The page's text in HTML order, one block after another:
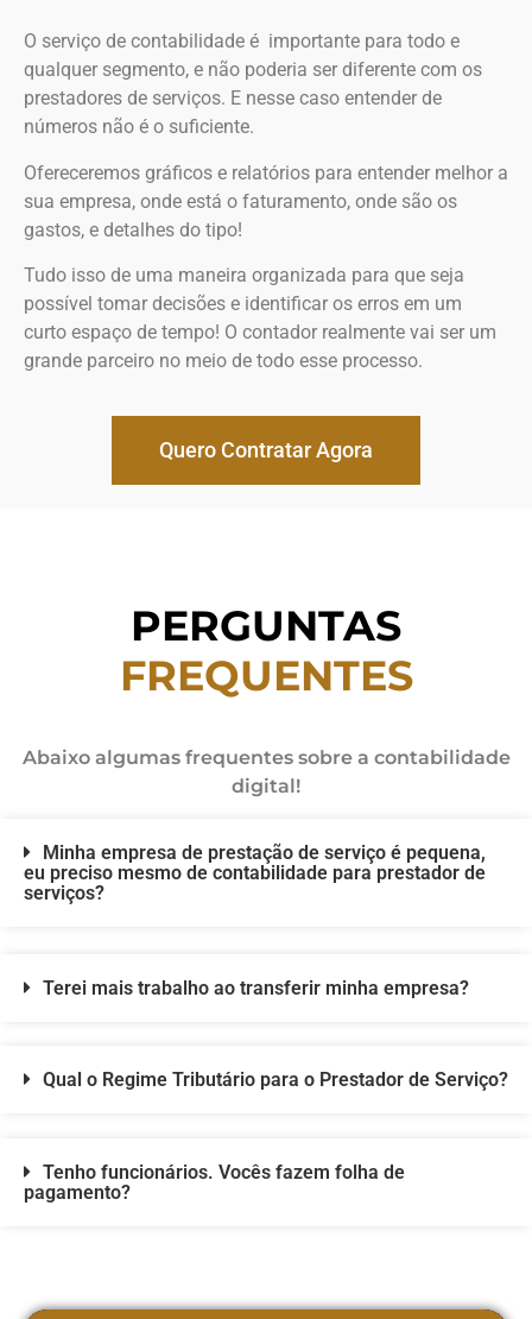
O serviço de contabilidade é importante para todo e
qualquer segmento, e não poderia ser diferente com os
prestadores de serviços. E nesse caso entender de
números não é o suficiente.
Ofereceremos gráficos e relatórios para entender melhor a
sua empresa, onde está o faturamento, onde são os
gastos, e detalhes do tipo!
Tudo isso de uma maneira organizada para que seja
possível tomar decisões e identificar os erros em um
curto espaço de tempo! O contador realmente vai ser um
grande parceiro no meio de todo esse processo.
Quero Contratar Agora
PERGUNTAS
FREQUENTES
Abaixo algumas frequentes sobre a contabilidade
digital!
Minha empresa de prestação de serviço é pequena,
eu preciso mesmo de contabilidade para prestador de
serviços?
Terei mais trabalho ao transferir minha empresa?
Qual o Regime Tributário para o Prestador de Serviço?
Tenho funcionários. Vocês fazem folha de
pagamento?